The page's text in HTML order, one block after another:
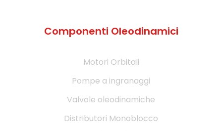
Componenti Oleodinamici
Motori Orbitali
Pompe a ingranaggi
Valvole oleodinamiche
Distributori Monoblocco